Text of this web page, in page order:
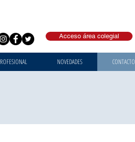
Acceso área colegial
NOVEDADES CONTACTO